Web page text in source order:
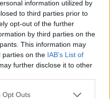
information utilized by
to third parties prior to
opt-out of the further
by third parties on the
This information may
parties on the IAB’s List of
further disclose it to other
uses one or more Google
Opt Outs
από reCAPTCHA, ισχύουν
της Google.